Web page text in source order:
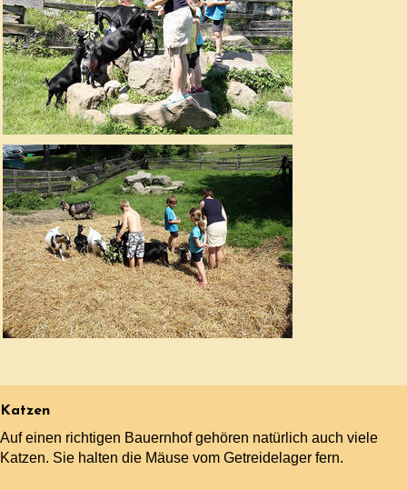
Katzen
Auf einen richtigen Bauernhof gehören natürlich auch viele
Katzen. Sie halten die Mäuse vom Getreidelager fern.